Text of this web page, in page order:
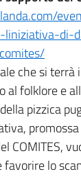
liniziativa-di-
che si
al folklore e
pizzica
COMITES,
favorire lo